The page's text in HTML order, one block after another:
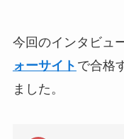
今回のインタビュ
ォーサイトで合格
ました。